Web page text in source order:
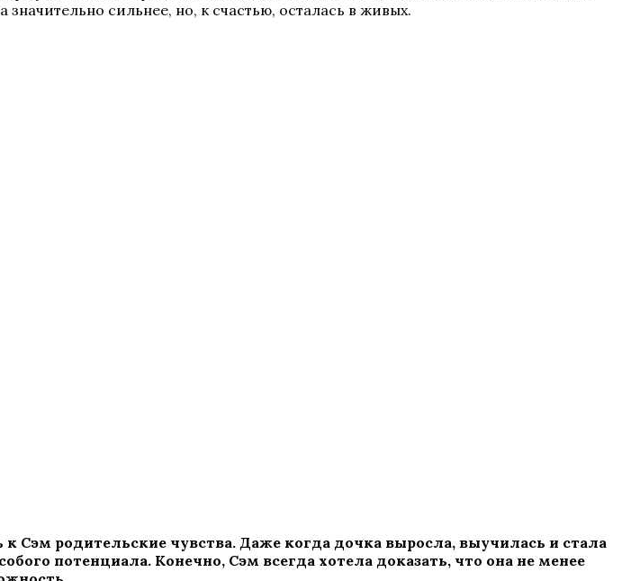
сильнее, но, к счастью, осталась в живых.
Сэм родительские чувства. Даже когда дочка выросла, выучилась и стала
потенциала. Конечно, Сэм всегда хотела доказать, что она не менее